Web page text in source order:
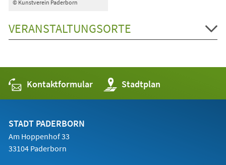
© Kunstverein Paderborn
VERANSTALTUNGSORTE
Kontaktformular Stadtplan
(Öffnet
in
einem
STADT PADERBORN
Am Hoppenhof 33
33104 Paderborn